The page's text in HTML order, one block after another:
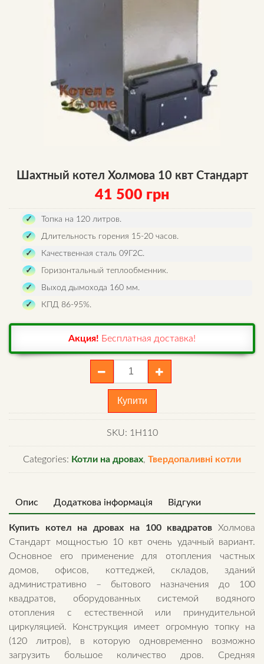
Шахтный котел Холмова 10 квт Стандарт
41 500 грн
Топка на 120 литров.
Длительность горения 15-20 часов.
Качественная сталь 09Г2С.
Горизонтальный теплообменник.
Выход дымохода 160 мм.
КПД 86-95%.
Акция! Бесплатная доставка!
Шахтный
квт
Стандарт
Купити
SKU: 1H110
Categories: Котли на дровах, Твердопаливні котли
Опис Додаткова інформація Відгуки
Купить котел на дровах на 100 квадратов Холмова
Стандарт мощностью 10 квт очень удачный вариант.
Основное его применение для отопления частных
домов, офисов, коттеджей, складов, зданий
административно – бытового назначения до 100
квадратов, оборудованных системой водяного
отопления с естественной или принудительной
циркуляцией. Конструкция имеет огромную топку на
(120 литров), в которую одновременно возможно
загрузить большое количество дров. Средняя